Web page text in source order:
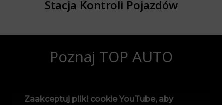
Stacja Kontroli Pojazdów
Poznaj TOP AUTO
Zaakceptuj pliki cookie YouTube, aby